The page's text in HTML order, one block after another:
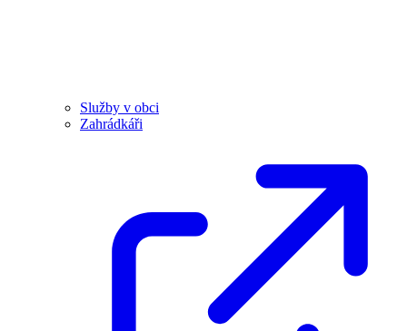
Služby v obci
Zahrádkáři